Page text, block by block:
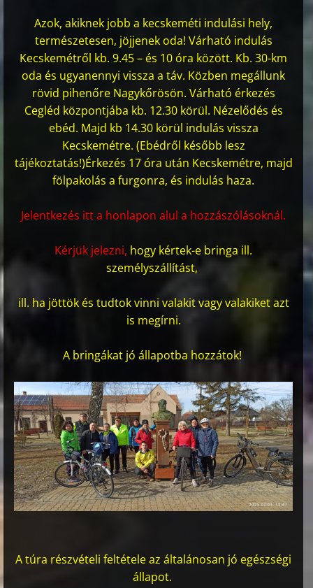
Azok, akiknek jobb a kecskeméti indulási hely,
természetesen, jöjjenek oda! Várható indulás
Kecskemétről kb. 9.45 – és 10 óra között. Kb. 30-km
oda és ugyanennyi vissza a táv. Közben megállunk
rövid pihenőre Nagykőrösön. Várható érkezés
Cegléd központjába kb. 12.30 körül. Nézelődés és
ebéd. Majd kb 14.30 körül indulás vissza
Kecskemétre. (Ebédről később lesz
tájékoztatás!)Érkezés 17 óra után Kecskemétre, majd
fölpakolás a furgonra, és indulás haza.
Jelentkezés itt a honlapon alul a hozzászólásoknál.
Kérjük jelezni, hogy kértek-e bringa ill.
személyszállítást,
ill. ha jöttök és tudtok vinni valakit vagy valakiket azt
is megírni.
A bringákat jó állapotba hozzátok!
A túra részvételi feltétele az általánosan jó egészségi
állapot.